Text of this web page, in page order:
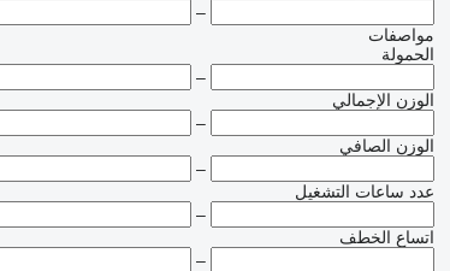
–
مواصفات
الحمولة
–
الوزن الإجمالي
–
الوزن الصافي
–
عدد ساعات التشغيل
–
اتساع الخطف
–